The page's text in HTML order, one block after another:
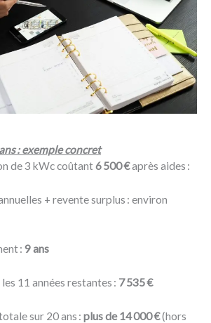
: exemple concret
de 3 kWc coûtant6 500 €après aides :
+ revente surplus : environ
: 9 ans
11 années restantes : 7 535 €
sur 20 ans : plus de 14 000 €(hors